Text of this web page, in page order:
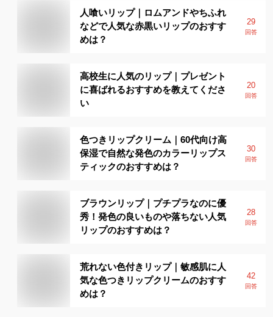
人喰いリップ｜ロムアンドやちふれ
などで人気な赤黒いリップのおすす
めは？
29
回答
高校生に人気のリップ｜プレゼント
に喜ばれるおすすめを教えてくださ
い
20
回答
色つきリップクリーム｜60代向け高
保湿で自然な発色のカラーリップス
ティックのおすすめは？
30
回答
ブラウンリップ｜プチプラなのに優
秀！発色の良いものや落ちない人気
リップのおすすめは？
28
回答
荒れない色付きリップ｜敏感肌に人
気な色つきリップクリームのおすす
めは？
42
回答